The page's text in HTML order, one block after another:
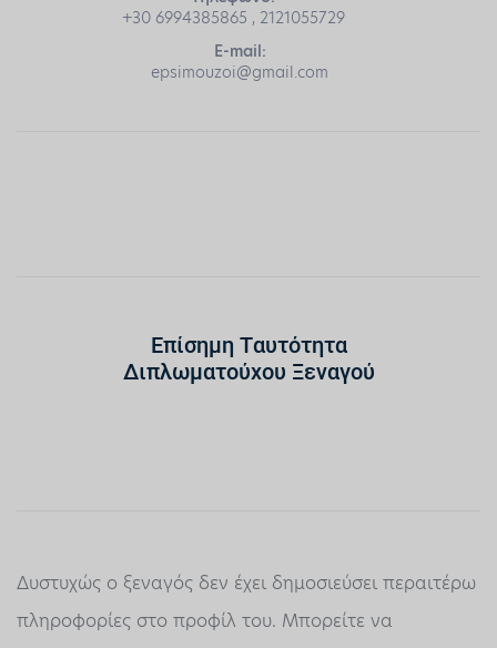
+30 6994385865 , 2121055729
E-mail:
epsimouzoi@gmail.com
Επίσημη Ταυτότητα
Διπλωματούχου Ξεναγού
Δυστυχώς ο ξεναγός δεν έχει δημοσιεύσει περαιτέρω
πληροφορίες στο προφίλ του. Μπορείτε να